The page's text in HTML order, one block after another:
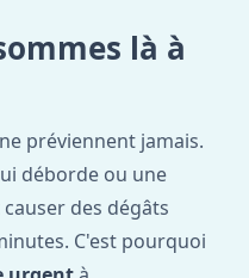
là à
ne préviennent jamais.
déborde ou une
des dégâts
C'est pourquoi